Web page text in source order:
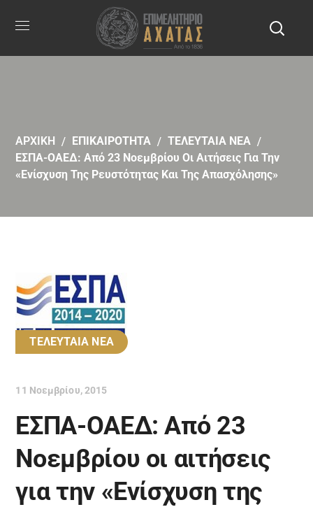
ΑΡΧΙΚΗ ΕΠΙΚΑΙΡΟΤΗΤΑ
ΤΕΛΕΥΤΑΙΑ ΝΕΑ
ΕΣΠΑ-ΟΑΕΔ: Από 23 Νοεμβρίου Οι Αιτήσεις Για Την
«Ενίσχυση Της Ρευστότητας Και Της Απασχόλησης»
ΤΕΛΕΥΤΑΙΑ ΝΕΑ
11 Νοεμβρίου, 2015
ΕΣΠΑ-ΟΑΕΔ: Από 23
Νοεμβρίου οι αιτήσεις
για την «Ενίσχυση της